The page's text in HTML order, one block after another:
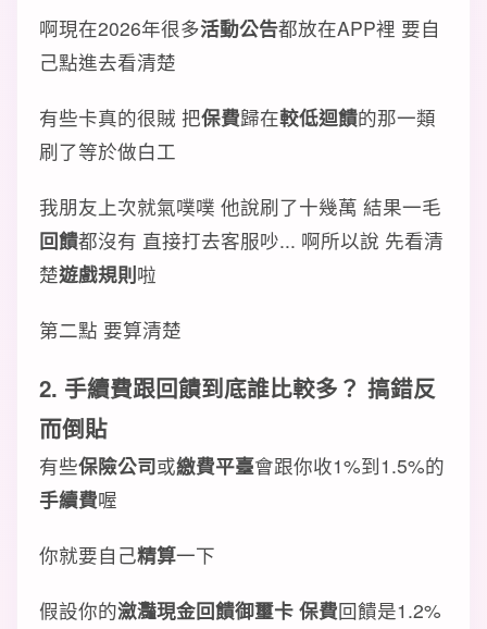
啊現在2026年很多活動公告都放在APP裡 要自
己點進去看清楚
有些卡真的很賊 把保費歸在較低迴饋的那一類
刷了等於做白工
我朋友上次就氣噗噗 他說刷了十幾萬 結果一毛
回饋都沒有 直接打去客服吵... 啊所以說 先看清
楚遊戲規則啦
第二點 要算清楚
2. 手續費跟回饋到底誰比較多？ 搞錯反
而倒貼
有些保險公司或繳費平臺會跟你收1%到1.5%的
手續費喔
你就要自己精算一下
假設你的瀲灩現金回饋御璽卡 保費回饋是1.2%